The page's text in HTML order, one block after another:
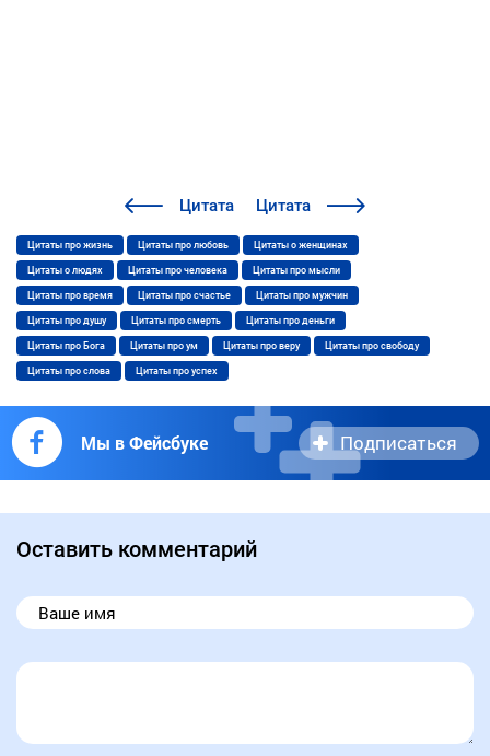
Цитата Цитата
Цитаты про жизнь Цитаты про любовь Цитаты о женщинах
Цитаты о людях Цитаты про человека Цитаты про мысли
Цитаты про время Цитаты про счастье Цитаты про мужчин
Цитаты про душу Цитаты про смерть Цитаты про деньги
Цитаты про Бога Цитаты про ум Цитаты про веру Цитаты про свободу
Цитаты про слова Цитаты про успех
Мы в Фейсбуке Подписаться
Оставить комментарий